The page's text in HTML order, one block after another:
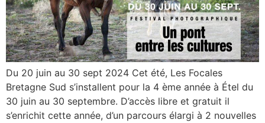
Du 20 juin au 30 sept 2024 Cet été, Les Focales
Bretagne Sud s’installent pour la 4 ème année à Étel du
30 juin au 30 septembre. D’accès libre et gratuit il
s’enrichit cette année, d’un parcours élargi à 2 nouvelles